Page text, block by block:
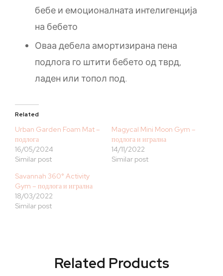
бебе и емоционалната интелигенција
на бебето
Оваа дебела амортизирана пена
подлога го штити бебето од тврд,
ладен или топол под.
Related
Urban Garden Foam Mat –
подлога
16/05/2024
Similar post
Magycal Mini Moon Gym –
подлога и игрална
14/11/2022
Similar post
Savannah 360° Activity
Gym – подлога и игрална
18/03/2022
Similar post
Related Products